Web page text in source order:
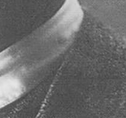
bulunan on hikayeyi incelediğinde
sonra yazdığı iki hikayede